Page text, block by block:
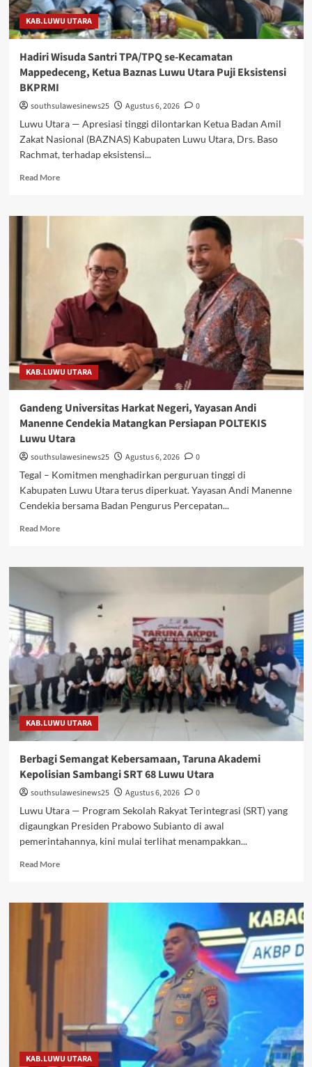
KAB.LUWU UTARA
Hadiri Wisuda Santri TPA/TPQ se-Kecamatan
Mappedeceng, Ketua Baznas Luwu Utara Puji Eksistensi
BKPRMI
southsulawesinews25 Agustus 6, 2026
0
Luwu Utara — Apresiasi tinggi dilontarkan Ketua Badan Amil
Zakat Nasional (BAZNAS) Kabupaten Luwu Utara, Drs. Baso
Rachmat, terhadap eksistensi...
Read MoreRead
Hadiri
TPA/TPQ
Kecamatan
Mappedeceng,
Ketua
Baznas
Luwu
Utara
Puji
Eksistensi
BKPRMI
KAB.LUWU UTARA
Gandeng Universitas Harkat Negeri, Yayasan Andi
Manenne Cendekia Matangkan Persiapan POLTEKIS
Luwu Utara
southsulawesinews25 Agustus 6, 2026
0
Tegal – Komitmen menghadirkan perguruan tinggi di
Kabupaten Luwu Utara terus diperkuat. Yayasan Andi Manenne
Cendekia bersama Badan Pengurus Percepatan...
Read MoreRead
Gandeng
Harkat
Manenne
Cendekia
Matangkan
Persiapan
POLTEKIS
Luwu
Utara
KAB.LUWU UTARA
Berbagi Semangat Kebersamaan, Taruna Akademi
Kepolisian Sambangi SRT 68 Luwu Utara
southsulawesinews25 Agustus 6, 2026
0
Luwu Utara — Program Sekolah Rakyat Terintegrasi (SRT) yang
digaungkan Presiden Prabowo Subianto di awal
pemerintahannya, kini mulai terlihat menampakkan...
Read MoreRead
Berbagi
Taruna
Utara
KAB.LUWU UTARA